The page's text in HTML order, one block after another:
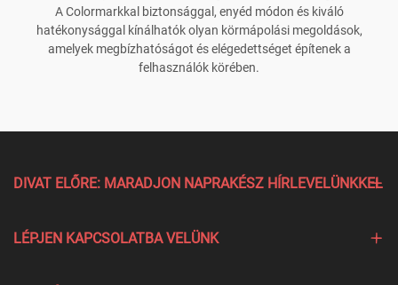
A Colormarkkal biztonsággal, enyéd módon és kiváló
hatékonysággal kínálhatók olyan körmápolási megoldások,
amelyek megbízhatóságot és elégedettséget építenek a
felhasználók körében.
DIVAT ELŐRE: MARADJON NAPRAKÉSZ HÍRLEVELÜNKKEL
LÉPJEN KAPCSOLATBA VELÜNK